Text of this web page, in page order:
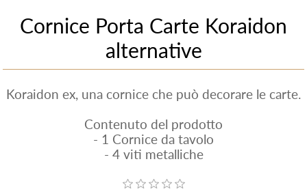
Cornice Porta Carte Koraidon
alternative
Koraidon ex, una cornice che può decorare le carte.
Contenuto del prodotto
- 1 Cornice da tavolo
- 4 viti metalliche